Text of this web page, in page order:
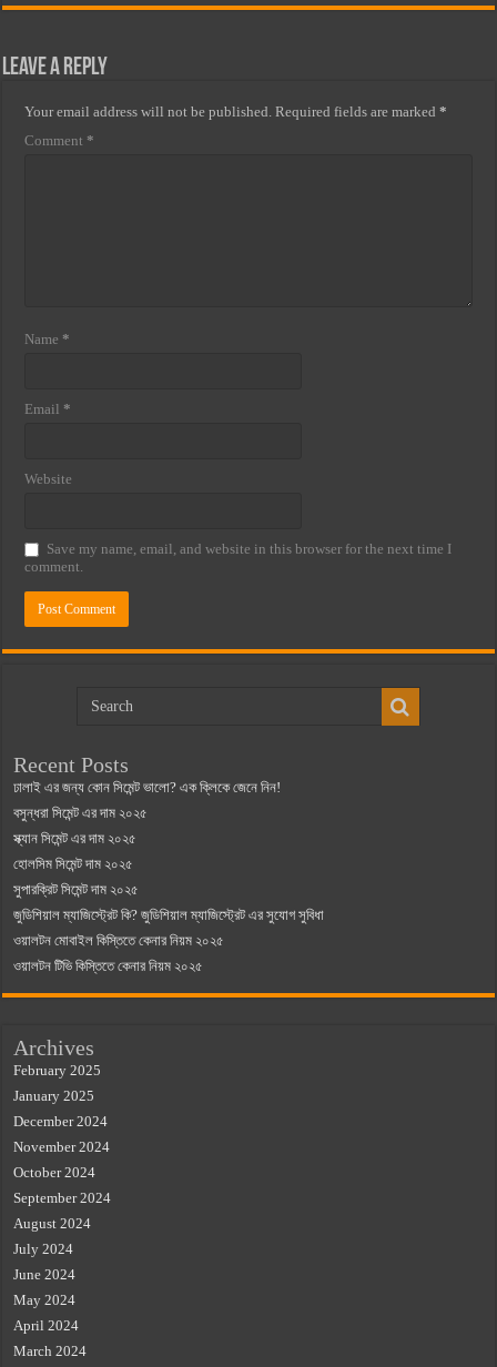
Leave a Reply
Your email address will not be published. Required fields are marked*
Comment *
Name *
Email *
Website
Save my name, email, and website in this browser for the next time I
comment.
Recent Posts
ঢালাই এর জন্য কোন সিমেন্ট ভালো? এক ক্লিকে জেনে নিন!
বসুন্ধরা সিমেন্ট এর দাম ২০২৫
স্ক্যান সিমেন্ট এর দাম ২০২৫
হোলসিম সিমেন্ট দাম ২০২৫
সুপারক্রিট সিমেন্ট দাম ২০২৫
জুডিশিয়াল ম্যাজিস্ট্রেট কি? জুডিশিয়াল ম্যাজিস্ট্রেট এর সুযোগ সুবিধা
ওয়ালটন মোবাইল কিস্তিতে কেনার নিয়ম ২০২৫
ওয়ালটন টিভি কিস্তিতে কেনার নিয়ম ২০২৫
Archives
February 2025
January 2025
December 2024
November 2024
October 2024
September 2024
August 2024
July 2024
June 2024
May 2024
April 2024
March 2024